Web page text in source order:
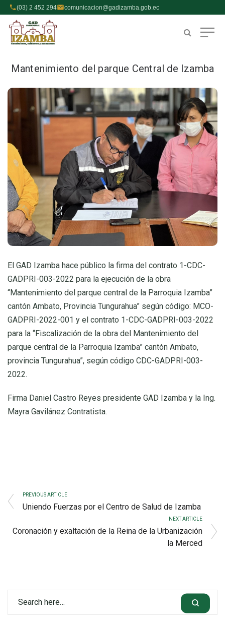
(03) 2 452 294 comunicacion@gadizamba.gob.ec
Mantenimiento del parque Central de Izamba
El GAD Izamba hace público la firma del contrato 1-CDC-
GADPRI-003-2022 para la ejecución de la obra
“Mantenimiento del parque central de la Parroquia Izamba”
cantón Ambato, Provincia Tungurahua” según código: MCO-
GADPRI-2022-001 y el contrato 1-CDC-GADPRI-003-2022
para la “Fiscalización de la obra del Mantenimiento del
parque central de la Parroquia Izamba” cantón Ambato,
provincia Tungurahua”, según código CDC-GADPRI-003-
2022.
Firma Daniel Castro Reyes presidente GAD Izamba y la Ing.
Mayra Gavilánez Contratista.
PREVIOUS ARTICLE
Uniendo Fuerzas por el Centro de Salud de Izamba
NEXT ARTICLE
Coronación y exaltación de la Reina de la Urbanización
la Merced